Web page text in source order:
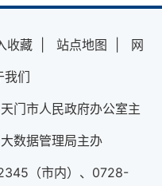
收藏 站点地图
网
我们
门市人民政府办公室主
数据管理局主办
（市内）、0728-